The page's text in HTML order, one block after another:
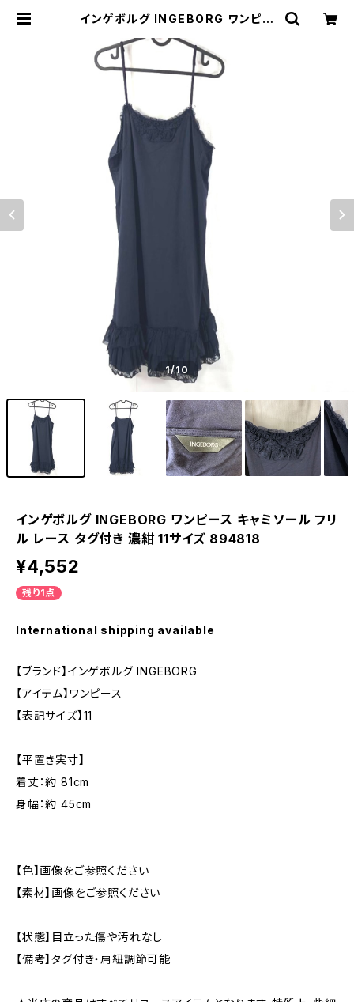
インゲボルグ INGEBORG ワンピー
き 濃紺 11サイズ 894818 | Ethica
l Store
1/10
インゲボルグ INGEBORG ワンピース キャミソール フリ
ル レース タグ付き 濃紺 11サイズ 894818
¥4,552
残り1点
International shipping available
【ブランド】インゲボルグ INGEBORG
【アイテム】ワンピース
【表記サイズ】11
【平置き実寸】
着丈：約 81cm
身幅：約 45cm
【色】画像をご参照ください
【素材】画像をご参照ください
【状態】目立った傷や汚れなし
【備考】タグ付き・肩紐調節可能